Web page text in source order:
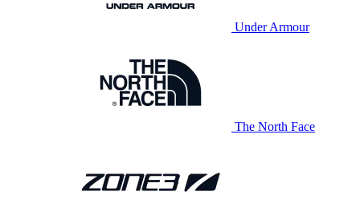
Under Armour
The North Face